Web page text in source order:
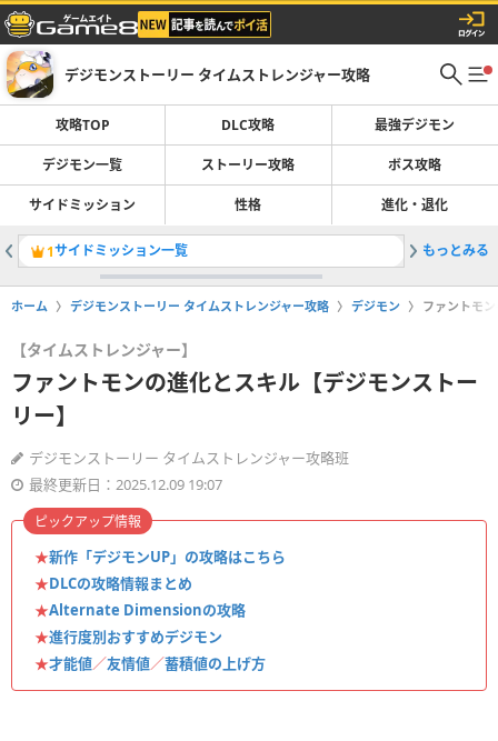
デジモンストーリー タイムストレンジャー攻略
攻略TOP DLC攻略 最強デジモン
デジモン一覧 ストーリー攻略 ボス攻略
サイドミッション 性格 進化・退化
1サイドミッション一覧 2最強デ
もっとみる
ホーム デジモンストーリー タイムストレンジャー攻略 デジモン ファントモ
【タイムストレンジャー】
ファントモンの進化とスキル【デジモンストー
リー】
デジモンストーリー タイムストレンジャー攻略班
最終更新日：2025.12.09 19:07
★新作「デジモンUP」の攻略はこちら
★DLCの攻略情報まとめ
★Alternate Dimensionの攻略
★進行度別おすすめデジモン
★才能値／友情値／蓄積値の上げ方
ピックアップ情報